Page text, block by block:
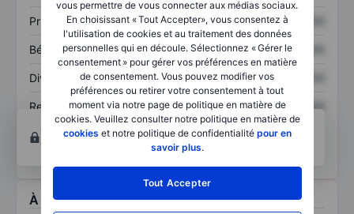
vous permettre de vous connecter aux médias sociaux.
En choisissant « Tout Accepter», vous consentez à
l'utilisation de cookies et au traitement des données
personnelles qui en découle. Sélectionnez « Gérer le
consentement » pour gérer vos préférences en matière
de consentement. Vous pouvez modifier vos
préférences ou retirer votre consentement à tout
moment via notre page de politique en matière de
cookies. Veuillez consulter notre politique en matière de
cookies et notre politique de confidentialité pour en
savoir plus.
Tout Accepter
Prix / ventes XXXXXXX XXXXXXX
Bénéfice par action XXXXXXX XXXXXXX
Dividende par action XXXXXXX
Rendement des
capitaux propres
XXXXXXX
XXXXXXX
Ouvrir un compte pour accéder à d’autres outils
techniques et d’analyses.
À propos Burckhardt Compression AG